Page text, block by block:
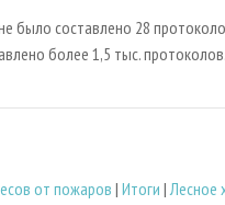
было составлено 28
более 1,5 тыс. протоколов.
от пожаров | Итоги | Лесное